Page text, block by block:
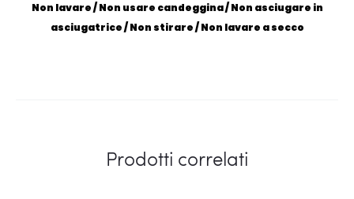
Non lavare / Non usare candeggina / Non asciugare in
asciugatrice / Non stirare / Non lavare a secco
Prodotti correlati